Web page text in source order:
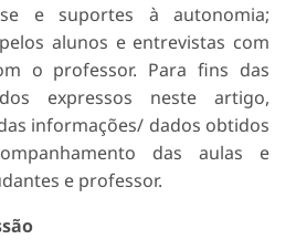
e suportes à autonomia;
alunos e entrevistas com
o professor. Para fins das
expressos neste artigo,
informações/ dados obtidos
das aulas e
e professor.